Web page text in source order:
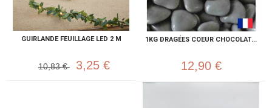
GUIRLANDE FEUILLAGE LED 2 M
10,83 € 3,25 €
1KG DRAGÉES COEUR CHOCOLAT...
12,90 €